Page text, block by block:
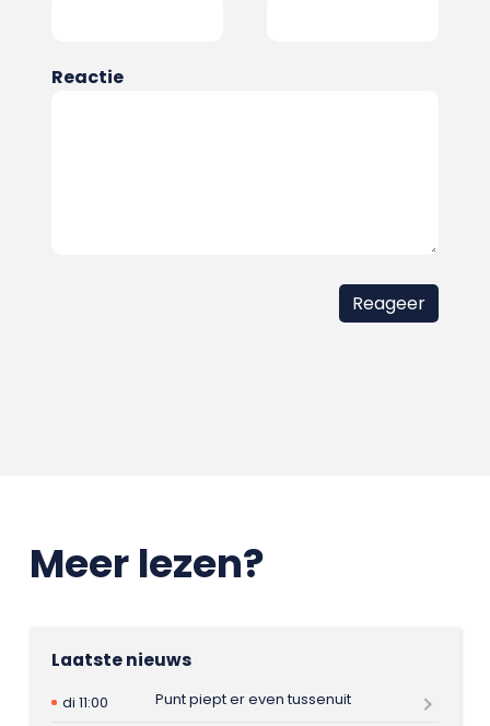
Reactie
Meer lezen?
Laatste nieuws
di 11:00
Punt piept er even tussenuit